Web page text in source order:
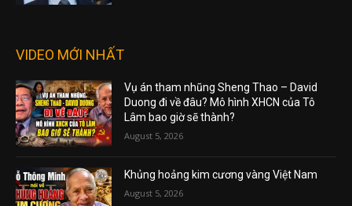
VIDEO MỚI NHẤT
Vụ án tham nhũng Sheng Thao – David
Duong đi về đâu? Mô hình XHCN của Tô
Lâm bao giờ sẽ thành?
August 5, 2026
Khủng hoảng kim cương vàng Việt Nam
August 5, 2026